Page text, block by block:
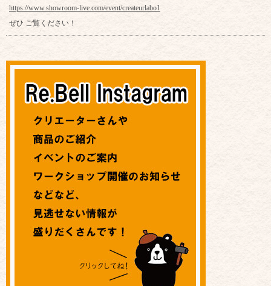
https://www.showroom-live.com/event/createurlabo1
ぜひ ご覧ください！